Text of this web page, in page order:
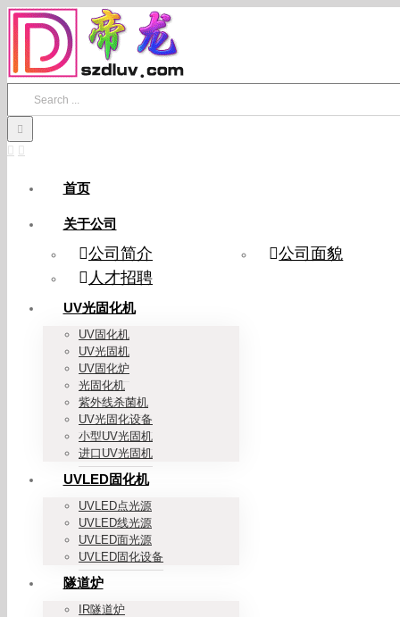
Skip
content
首页
关于公司
公司简介
公司面貌
人才招聘
UV光固化机
UV固化机
UV光固机
UV固化炉
光固化机
紫外线杀菌机
UV光固化设备
小型UV光固机
进口UV光固机
UVLED固化机
UVLED点光源
UVLED线光源
UVLED面光源
UVLED固化设备
隧道炉
IR隧道炉